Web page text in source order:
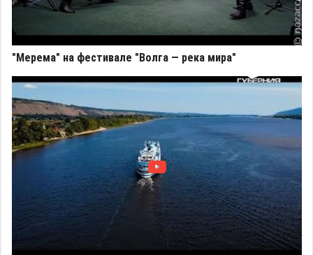
"Мерема" на фестивале "Волга — река мира"